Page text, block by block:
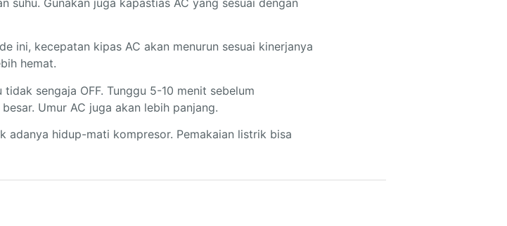
ini, kecepatan kipas AC akan menurun sesuai kinerjanya
hemat.
sengaja OFF. Tunggu 5-10 menit sebelum
Umur AC juga akan lebih panjang.
adanya hidup-mati kompresor. Pemakaian listrik bisa